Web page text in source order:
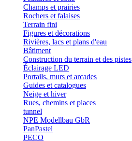
Champs et prairies
Rochers et falaises
Terrain fini
Figures et décorations
Rivières, lacs et plans d'eau
Bâtiment
Construction du terrain et des pistes
Éclairage LED
Portails, murs et arcades
Guides et catalogues
Neige et hiver
Rues, chemins et places
tunnel
NPE Modellbau GbR
PanPastel
PECO